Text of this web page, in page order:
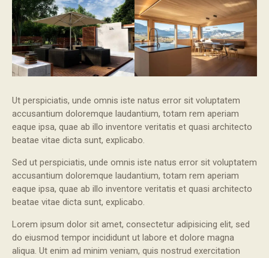
Ut perspiciatis, unde omnis iste natus error sit voluptatem
accusantium doloremque laudantium, totam rem aperiam
eaque ipsa, quae ab illo inventore veritatis et quasi architecto
beatae vitae dicta sunt, explicabo.
Sed ut perspiciatis, unde omnis iste natus error sit voluptatem
accusantium doloremque laudantium, totam rem aperiam
eaque ipsa, quae ab illo inventore veritatis et quasi architecto
beatae vitae dicta sunt, explicabo.
Lorem ipsum dolor sit amet, consectetur adipisicing elit, sed
do eiusmod tempor incididunt ut labore et dolore magna
aliqua. Ut enim ad minim veniam, quis nostrud exercitation